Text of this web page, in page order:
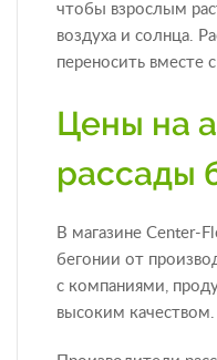
чтобы взрослым
воздуха и солнца.
переносить вместе
Цены на
рассады
В магазине Center-
бегонии от
с компаниями,
высоким качеством.